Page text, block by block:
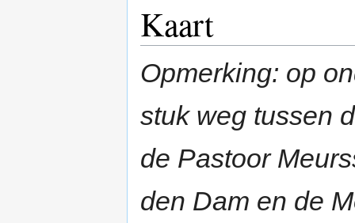
Kaart
Opmerking: op
stuk weg tussen
de Pastoor
den Dam en de